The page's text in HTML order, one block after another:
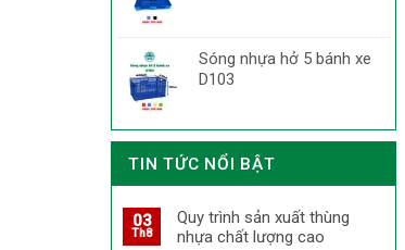
Sóng nhựa hở 5 bánh xe
D103
TIN TỨC NỔI BẬT
03
Th8
Quy trình sản xuất thùng
nhựa chất lượng cao